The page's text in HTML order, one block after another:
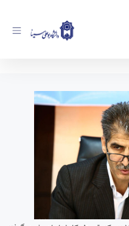
می‌شود - دانشگاه
بوعلی سینا همدان